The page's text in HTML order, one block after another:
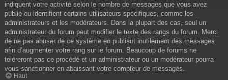
indiquent votre activité selon le nombre de messages que vous avez
publié ou identifient certains utilisateurs spécifiques, comme les
administrateurs et les modérateurs. Dans la plupart des cas, seul un
administrateur du forum peut modifier le texte des rangs du forum. Merci
de ne pas abuser de ce système en publiant inutilement des messages
afin d’augmenter votre rang sur le forum. Beaucoup de forums ne
toléreront pas ce procédé et un administrateur ou un modérateur pourra
vous sanctionner en abaissant votre compteur de messages.
Haut